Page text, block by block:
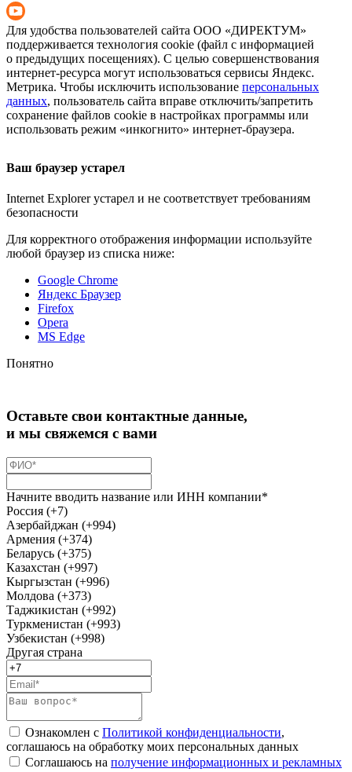
Для удобства пользователей сайта ООО «ДИРЕКТУМ»
поддерживается технология cookie (файл с информацией
о предыдущих посещениях). С целью совершенствования
интернет-ресурса могут использоваться сервисы Яндекс.
Метрика. Чтобы исключить использование персональных
данных, пользователь сайта вправе отключить/запретить
сохранение файлов cookie в настройках программы или
использовать режим «инкогнито» интернет-браузера.
Ваш браузер устарел
Internet Explorer устарел и не соответствует требованиям
безопасности
Для корректного отображения информации используйте
любой браузер из списка ниже:
Google Chrome
Яндекс Браузер
Firefox
Opera
MS Edge
Понятно
Оставьте свои контактные данные,
и мы свяжемся с вами
Начните вводить название или ИНН компании*
Россия (+7)
Азербайджан (+994)
Армения (+374)
Беларусь (+375)
Казахстан (+997)
Кыргызстан (+996)
Молдова (+373)
Таджикистан (+992)
Туркменистан (+993)
Узбекистан (+998)
Другая страна
Ознакомлен с Политикой конфиденциальности,
соглашаюсь на обработку моих персональных данных
Соглашаюсь на получение информационных и рекламных